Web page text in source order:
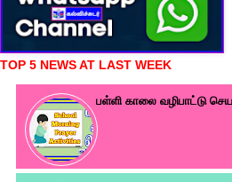
TOP 5 NEWS AT LAST WEEK
பள்ளி காலை வழிபாட்டு